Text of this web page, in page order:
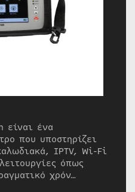
είναι ένα
που υποστηρίζει
IPTV, Wi-Fi
όπως
χρόν…